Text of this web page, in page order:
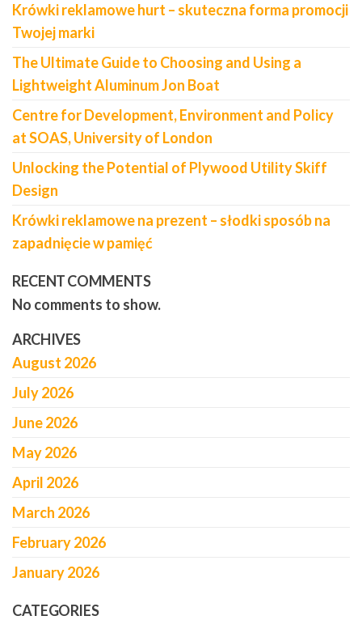
Krówki reklamowe hurt – skuteczna forma promocji
Twojej marki
The Ultimate Guide to Choosing and Using a
Lightweight Aluminum Jon Boat
Centre for Development, Environment and Policy
at SOAS, University of London
Unlocking the Potential of Plywood Utility Skiff
Design
Krówki reklamowe na prezent – słodki sposób na
zapadnięcie w pamięć
RECENT COMMENTS
No comments to show.
ARCHIVES
August 2026
July 2026
June 2026
May 2026
April 2026
March 2026
February 2026
January 2026
CATEGORIES